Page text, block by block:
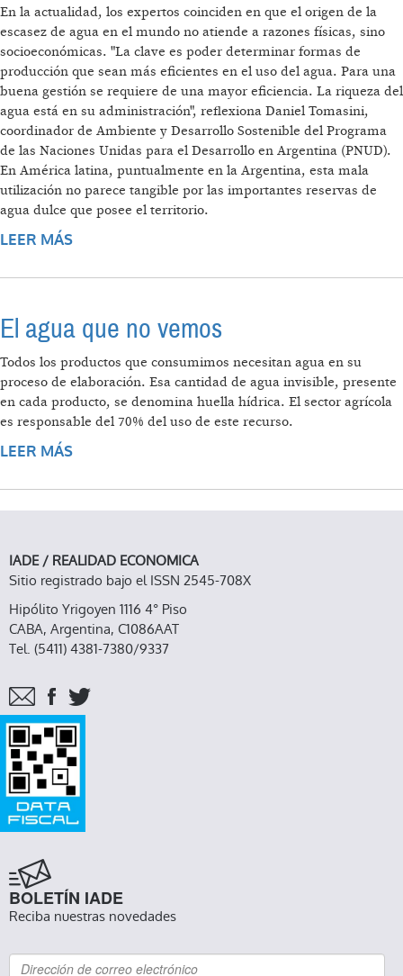
En la actualidad, los expertos coinciden en que el origen de la
escasez de agua en el mundo no atiende a razones físicas, sino
socioeconómicas. "La clave es poder determinar formas de
producción que sean más eficientes en el uso del agua. Para una
buena gestión se requiere de una mayor eficiencia. La riqueza del
agua está en su administración", reflexiona Daniel Tomasini,
coordinador de Ambiente y Desarrollo Sostenible del Programa
de las Naciones Unidas para el Desarrollo en Argentina (PNUD).
En América latina, puntualmente en la Argentina, esta mala
utilización no parece tangible por las importantes reservas de
agua dulce que posee el territorio.
LEER MÁS
El agua que no vemos
Todos los productos que consumimos necesitan agua en su
proceso de elaboración. Esa cantidad de agua invisible, presente
en cada producto, se denomina huella hídrica. El sector agrícola
es responsable del 70% del uso de este recurso.
LEER MÁS
IADE / REALIDAD ECONOMICA
Sitio registrado bajo el ISSN 2545-708X
Hipólito Yrigoyen 1116 4° Piso
CABA, Argentina, C1086AAT
Tel. (5411) 4381-7380/9337
BOLETÍN IADE
Reciba nuestras novedades